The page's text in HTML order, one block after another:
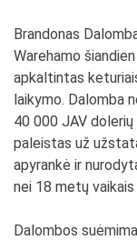
Brandonas
Warehamo
apkaltintas
laikymo. Dalomba
40 000 JAV
paleistas už
apyrankė ir
nei 18 metų
Dalombos